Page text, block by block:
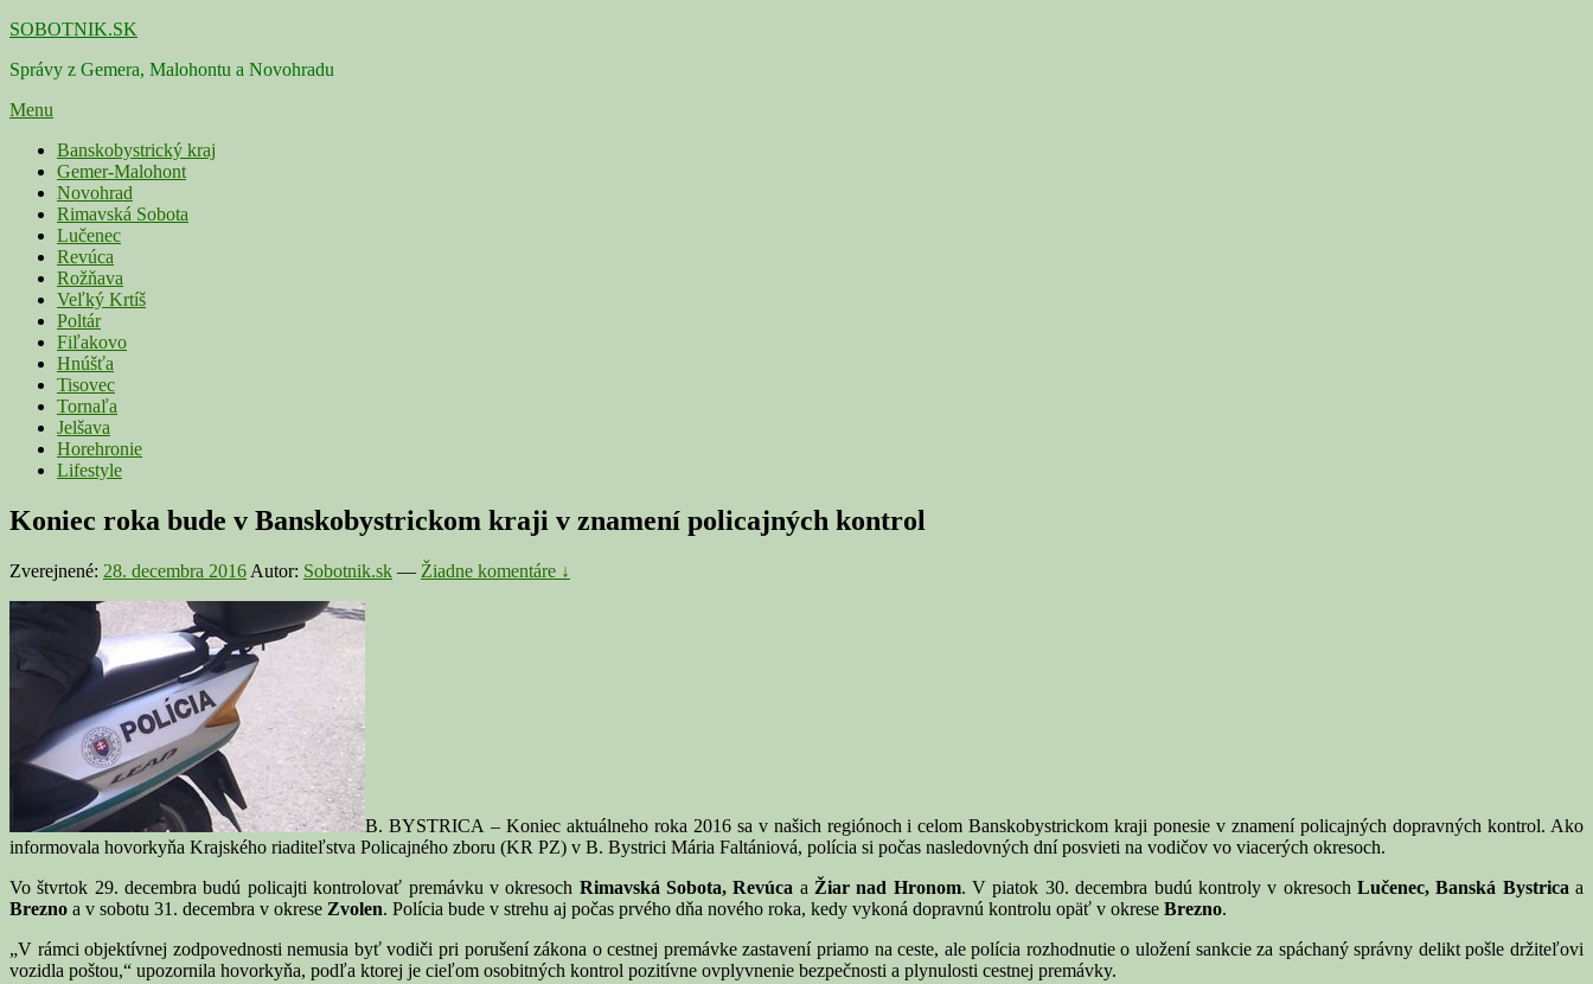
Skip
content
SOBOTNIK.SK
Správy z Gemera, Malohontu a Novohradu
Menu
Primárne
menu
Banskobystrický kraj
Gemer-Malohont
Novohrad
Rimavská Sobota
Lučenec
Revúca
Rožňava
Veľký Krtíš
Poltár
Fiľakovo
Hnúšťa
Tisovec
Tornaľa
Jelšava
Horehronie
Lifestyle
Koniec roka bude v Banskobystrickom kraji v znamení policajných kontrol
Zverejnené: 28. decembra 2016 Autor: Sobotnik.sk — Žiadne komentáre ↓
B. BYSTRICA – Koniec aktuálneho roka 2016 sa v našich regiónoch i celom Banskobystrickom kraji ponesie v znamení policajných dopravných kontrol. Ako
informovala hovorkyňa Krajského riaditeľstva Policajného zboru (KR PZ) v B. Bystrici Mária Faltániová, polícia si počas nasledovných dní posvieti na vodičov vo viacerých okresoch.
Vo štvrtok 29. decembra budú policajti kontrolovať premávku v okresoch Rimavská Sobota, Revúca a Žiar nad Hronom. V piatok 30. decembra budú kontroly v okresoch Lučenec, Banská Bystrica a
Brezno a v sobotu 31. decembra v okrese Zvolen. Polícia bude v strehu aj počas prvého dňa nového roka, kedy vykoná dopravnú kontrolu opäť v okrese Brezno.
„V rámci objektívnej zodpovednosti nemusia byť vodiči pri porušení zákona o cestnej premávke zastavení priamo na ceste, ale polícia rozhodnutie o uložení sankcie za spáchaný správny delikt pošle držiteľovi
vozidla poštou,“ upozornila hovorkyňa, podľa ktorej je cieľom osobitných kontrol pozitívne ovplyvnenie bezpečnosti a plynulosti cestnej premávky.